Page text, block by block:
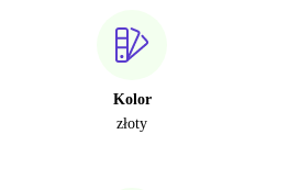
Kolor
złoty